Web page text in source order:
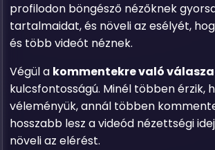
profilodon böngésző nézőknek
tartalmaidat, és növeli az esélyét,
és több videót néznek.
Végül a kommentekre való
kulcsfontosságú. Minél többen érzik,
véleményük, annál többen
hosszabb lesz a videód nézettségi
növeli az elérést.